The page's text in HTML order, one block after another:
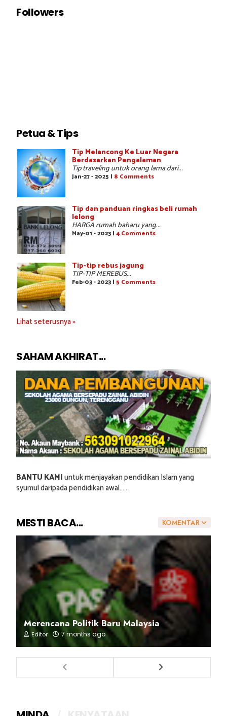
Followers
Petua & Tips
Tip Melancong Ke Luar Negara
Berdasarkan Pengalaman
Tip traveling untuk orang lama dari...
Jan-27 - 2025 | 8 Comments
Tip dan panduan ringkas beli rumah
lelong
HARGA rumah baharu yang...
May-01 - 2023 | 4 Comments
Tip-tip rebus jagung
TIP-TIP MEREBUS...
Feb-03 - 2023 | 5 Comments
Lihat seterusnya »
SAHAM AKHIRAT...
BANTU KAMIuntuk menjayakan pendidikan Islam yang
syumul daripada pendidikan awal.....
KOMENTAR
MESTI BACA...
Merencana Politik Baru Malaysia
Editor 7 months ago